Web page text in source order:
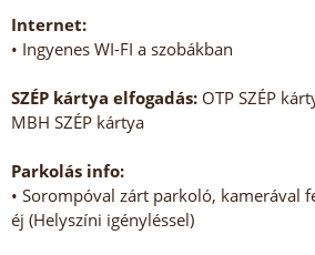
Internet:
• Ingyenes WI-FI a szobákban
SZÉP kártya elfogadás: OTP SZÉP
MBH SZÉP kártya
Parkolás info:
• Sorompóval zárt parkoló, kamerával
éj (Helyszíni igényléssel)